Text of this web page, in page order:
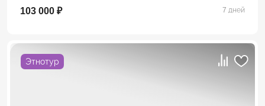
103 000 ₽ 7 дней
Этнотур